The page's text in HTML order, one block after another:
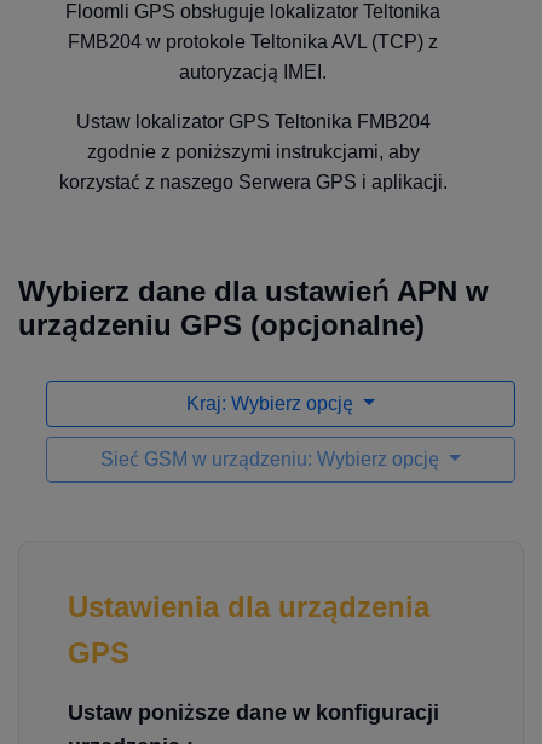
Floomli GPS obsługuje lokalizator Teltonika
FMB204 w protokole Teltonika AVL (TCP) z
autoryzacją IMEI.
Ustaw lokalizator GPS Teltonika FMB204
zgodnie z poniższymi instrukcjami, aby
korzystać z naszego Serwera GPS i aplikacji.
Wybierz dane dla ustawień APN w
urządzeniu GPS (opcjonalne)
Kraj: Wybierz opcję
Sieć GSM w urządzeniu: Wybierz opcję
Ustawienia dla urządzenia
GPS
Ustaw poniższe dane w konfiguracji